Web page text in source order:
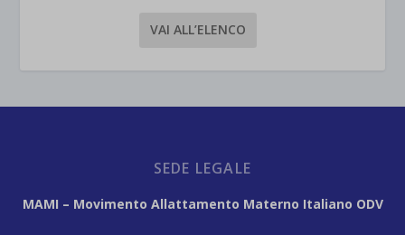
VAI ALL’ELENCO
SEDE LEGALE
MAMI – Movimento Allattamento Materno Italiano ODV